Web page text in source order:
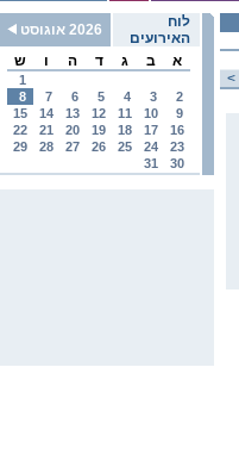
לוח
האירועים
2026 אוגוסט
א
ב ג ד ה ו ש
1
2
3
4
5
6
7
8
9
10
11
12
13
14
15
16
17
18
19
20
21
22
23
24
25
26
27
28
29
30
31